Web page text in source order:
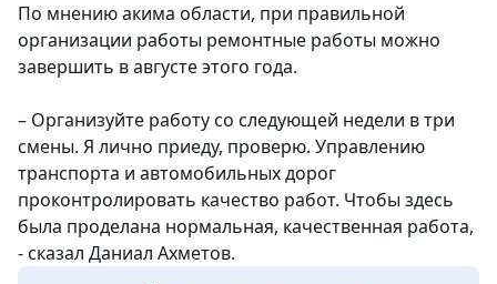
По мнению акима области, при правильной
организации работы ремонтные работы можно
завершить в августе этого года.
– Организуйте работу со следующей недели в три
смены. Я лично приеду, проверю. Управлению
транспорта и автомобильных дорог
проконтролировать качество работ. Чтобы здесь
была проделана нормальная, качественная работа,
- сказал Даниал Ахметов.